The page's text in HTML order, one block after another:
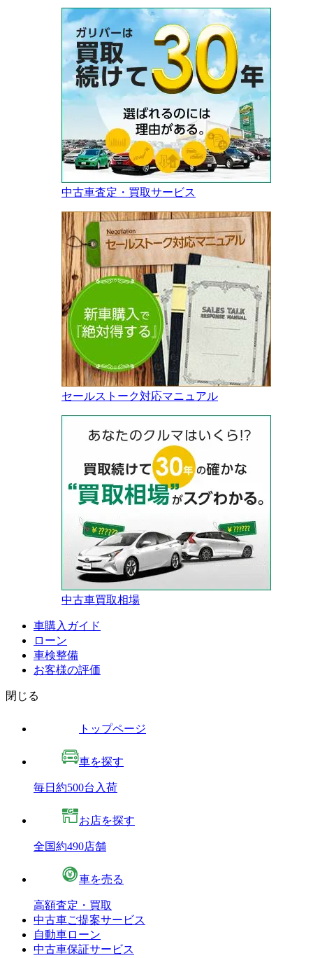
中古車査定・買取サービス
セールストーク対応マニュアル
中古車買取相場
車購入ガイド
ローン
車検整備
お客様の評価
閉じる
トップページ
車を探す
毎日約500台入荷
お店を探す
全国約490店舗
車を売る
高額査定・買取
中古車ご提案サービス
自動車ローン
中古車保証サービス